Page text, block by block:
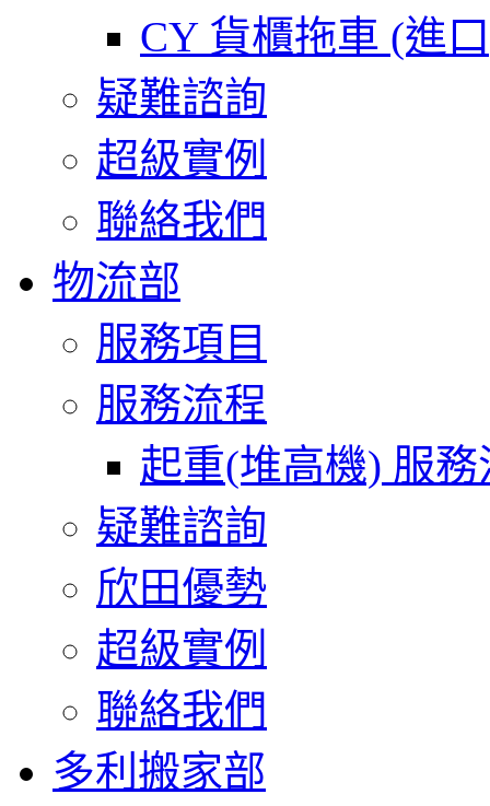
CY 貨櫃拖車 (進
疑難諮詢
超級實例
聯絡我們
物流部
服務項目
服務流程
起重(堆高機) 服務
疑難諮詢
欣田優勢
超級實例
聯絡我們
多利搬家部